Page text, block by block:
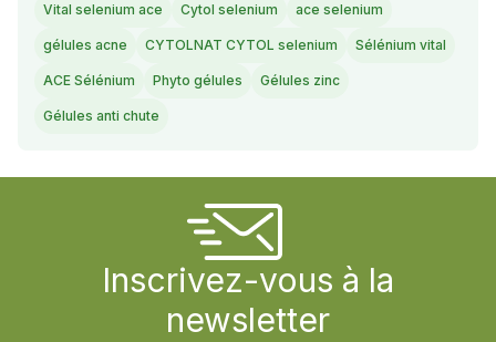
Vital selenium ace Cytol selenium ace selenium
gélules acne CYTOLNAT CYTOL selenium Sélénium vital
ACE Sélénium Phyto gélules Gélules zinc
Gélules anti chute
Inscrivez-vous à la
newsletter